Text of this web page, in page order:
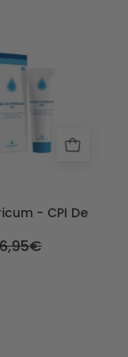
de CPI - Atache
- CPI De